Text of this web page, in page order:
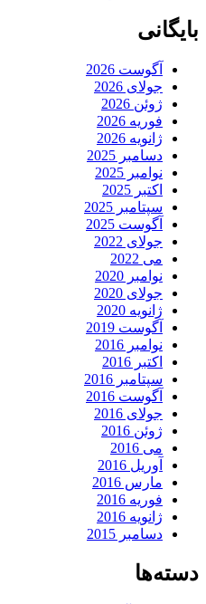
بایگانی
آگوست 2026
جولای 2026
ژوئن 2026
فوریه 2026
ژانویه 2026
دسامبر 2025
نوامبر 2025
اکتبر 2025
سپتامبر 2025
آگوست 2025
جولای 2022
می 2022
نوامبر 2020
جولای 2020
ژانویه 2020
آگوست 2019
نوامبر 2016
اکتبر 2016
سپتامبر 2016
آگوست 2016
جولای 2016
ژوئن 2016
می 2016
آوریل 2016
مارس 2016
فوریه 2016
ژانویه 2016
دسامبر 2015
دسته‌ها